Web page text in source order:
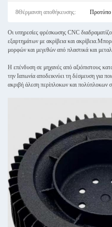
8Θέρμανση αποθήκευσης: Προτύπο
Οι υπηρεσίες φρέσκωσης CNC
εξαρτημάτων με ακρίβεια και
μορφών και μεγεθών από πλαστικά και
Η επένδυση σε μηχανές από αξιόπιστους
την Ιαπωνία αποδεικνύει τη δέσμευση για
ακριβή άλεση περίπλοκων και πολύπλοκων